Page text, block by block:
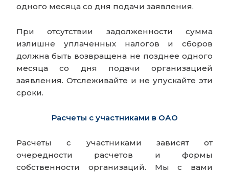
одного месяца со дня подачи заявления.
При отсутствии задолженности сумма
излишне уплаченных налогов и сборов
должна быть возвращена не позднее одного
месяца со дня подачи организацией
заявления. Отслеживайте и не упускайте эти
сроки.
Расчеты с участниками в ОАО
Расчеты с участниками зависят от
очередности расчетов и формы
собственности организаций. Мы с вами